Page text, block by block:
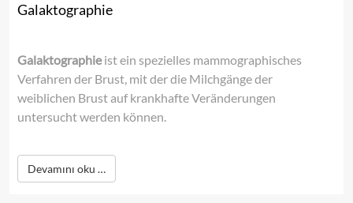
Galaktographie
Galaktographieist ein spezielles mammographisches
Verfahren der Brust, mit der die Milchgänge der
weiblichen Brust auf krankhafte Veränderungen
untersucht werden können.
Devamını oku …